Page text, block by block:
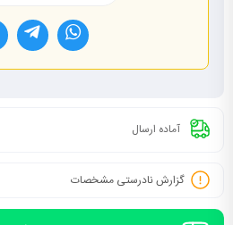
آماده ارسال
گزارش نادرستی مشخصات